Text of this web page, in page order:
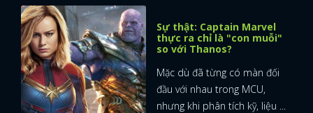
Sự thật: Captain Marvel
thực ra chỉ là "con muỗi"
so với Thanos?
Mặc dù đã từng có màn đối
đầu với nhau trong MCU,
nhưng khi phân tích kỹ, liệu ...